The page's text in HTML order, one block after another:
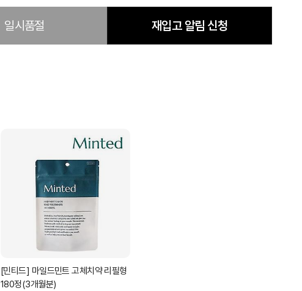
일시품절 재입고 알림 신청
[민티드] 마일드민트 고체치약 리필형
180정(3개월분)